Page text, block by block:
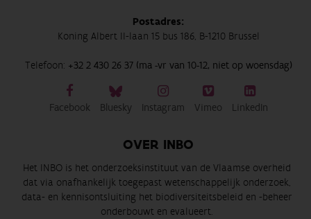
Postadres:
Koning Albert II-laan 15 bus 186, B-1210 Brussel
Telefoon: +32 2 430 26 37 (ma -vr van 10-12, niet op woensdag)
Facebook Bluesky Instagram Vimeo LinkedIn
OVER INBO
Het INBO is het onderzoeksinstituut van de Vlaamse overheid
dat via onafhankelijk toegepast wetenschappelijk onderzoek,
data- en kennisontsluiting het biodiversiteitsbeleid en -beheer
onderbouwt en evalueert.